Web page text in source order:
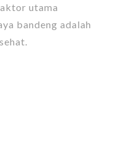
utama
bandeng adalah